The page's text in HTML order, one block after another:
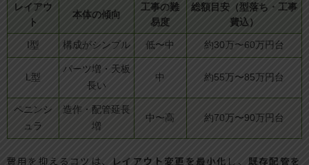
レイアウ
ト
本体の傾向
工事の難
易度
総額目安（型落ち・工事
費込）
I型 構成がシンプル 低〜中 約30万〜60万円台
L型
パーツ増・天板
長い
中 約55万〜85万円台
ペニンシ
ュラ
造作・配管延長
増
中〜高 約70万〜90万円台
費用を抑えるコツは、 レイアウト変更を最小化 し、 既存配管を